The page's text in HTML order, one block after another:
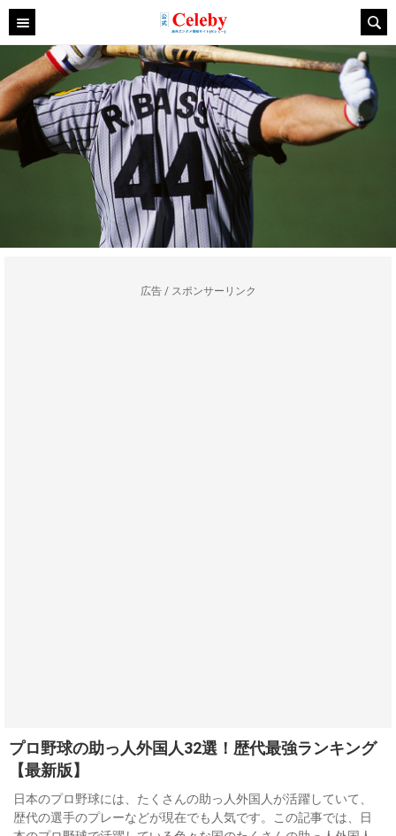
広告 / スポンサーリンク
プロ野球の助っ人外国人32選！歴代最強ランキング
【最新版】
日本のプロ野球には、たくさんの助っ人外国人が活躍していて、
歴代の選手のプレーなどが現在でも人気です。この記事では、日